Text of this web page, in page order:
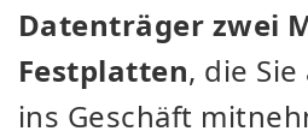
Datenträger zwei
Festplatten, die
ins Geschäft